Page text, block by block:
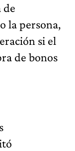
de
la persona,
si el
de bonos